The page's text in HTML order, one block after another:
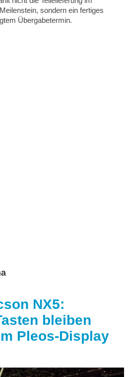
sondern ein fertiges
Übergabetermin.
NX5:
bleiben
Pleos-Display